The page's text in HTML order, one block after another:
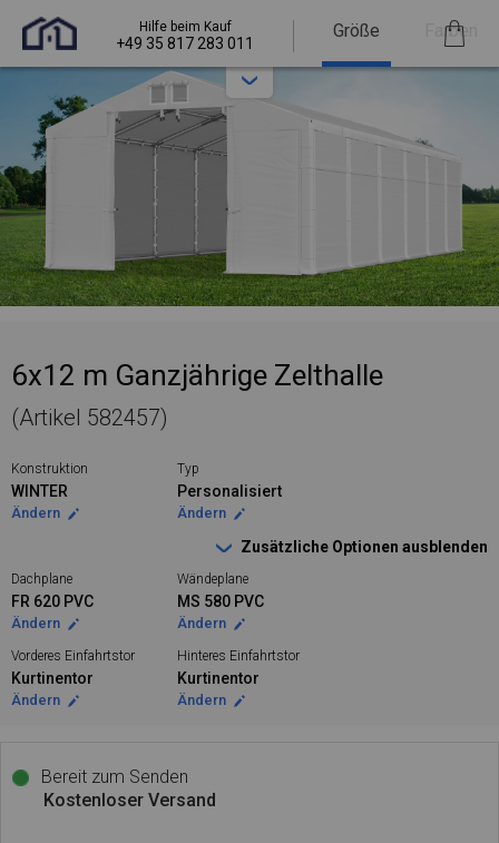
Hilfe beim Kauf
+49 35 817 283 011
Größe Farben
6x12 m Ganzjährige Zelthalle
(Artikel 582457)
Konstruktion
WINTER
Ändern
Typ
Personalisiert
Ändern
Zusätzliche Optionen ausblenden
Dachplane
FR 620 PVC
Ändern
Wändeplane
MS 580 PVC
Ändern
Vorderes Einfahrtstor
Kurtinentor
Ändern
Hinteres Einfahrtstor
Kurtinentor
Ändern
Bereit zum Senden
Kostenloser Versand